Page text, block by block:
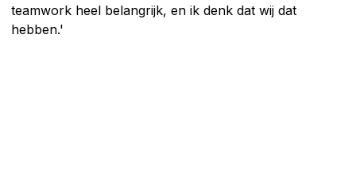
teamwork heel belangrijk, en ik denk dat wij dat
hebben.'